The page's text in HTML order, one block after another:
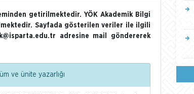
getirilmektedir. YÖK Akademik Bilgi
Sayfada gösterilen veriler ile ilgili
adresine mail göndererek
ve ünite yazarlığı